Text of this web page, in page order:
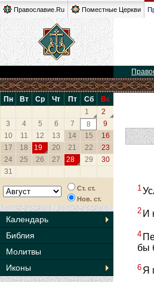
Православие.Ru Поместные Церкви
Пн Вт Ср Чт Пт Сб
Вс
1
2
3
4 5 6 7 8
9
10
11 12 13 14 15
16
17
18 19 20 21 22
23
24
25 26 27 28 29
30
31
Ст. ст.
Нов. ст.
Календарь
Библия
Молитвы
Иконы
1
2 И
4
бы
6 Я